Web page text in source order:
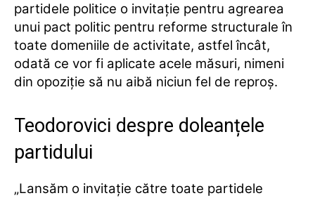
partidele politice o invitaţie pentru agrearea
unui pact politic pentru reforme structurale în
toate domeniile de activitate, astfel încât,
odată ce vor fi aplicate acele măsuri, nimeni
din opoziţie să nu aibă niciun fel de reproş.
Teodorovici despre doleanțele
partidului
„Lansăm o invitaţie către toate partidele